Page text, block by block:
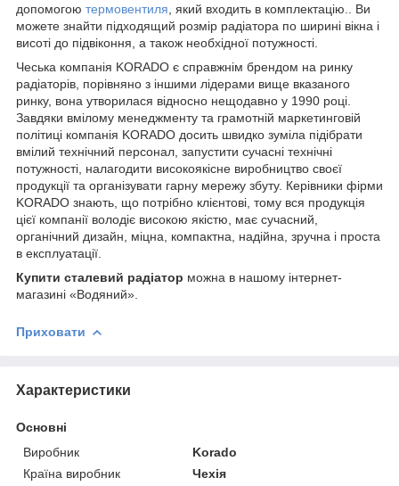
допомогою термовентиля , який входить в комплектацію.. Ви
можете знайти підходящий розмір радіатора по ширині вікна і
висоті до підвіконня, а також необхідної потужності.
Чеська компанія KORADO є справжнім брендом на ринку
радіаторів, порівняно з іншими лідерами вище вказаного
ринку, вона утворилася відносно нещодавно у 1990 році.
Завдяки вмілому менеджменту та грамотній маркетинговій
політиці компанія KORADO досить швидко зуміла підібрати
вмілий технічний персонал, запустити сучасні технічні
потужності, налагодити високоякісне виробництво своєї
продукції та організувати гарну мережу збуту. Керівники фірми
KORADO знають, що потрібно клієнтові, тому вся продукція
цієї компанії володіє високою якістю, має сучасний,
органічний дизайн, міцна, компактна, надійна, зручна і проста
в експлуатації.
Купити сталевий радіатор можна в нашому інтернет-
магазині «Водяний».
Приховати
Характеристики
Основні
Виробник
Korado
Країна виробник
Чехія